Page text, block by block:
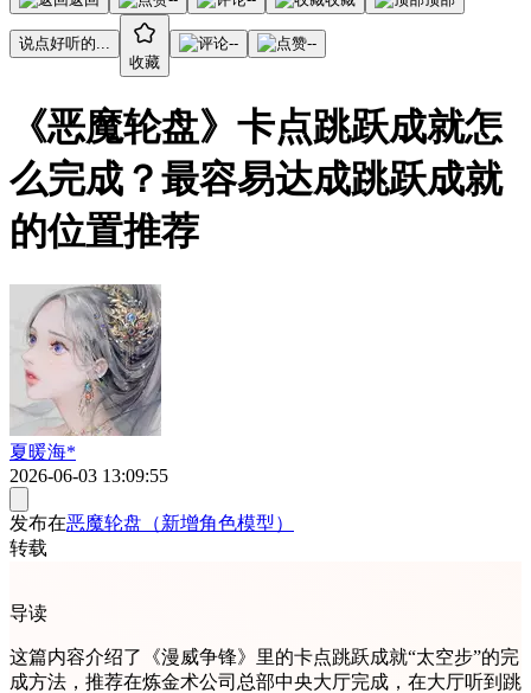
说点好听的...
收藏
-- --
《恶魔轮盘》卡点跳跃成就怎
么完成？最容易达成跳跃成就
的位置推荐
夏暖海*
2026-06-03 13:09:55
发布在恶魔轮盘（新增角色模型）
转载
导读
这篇内容介绍了《漫威争锋》里的卡点跳跃成就“太空步”的完
成方法，推荐在炼金术公司总部中央大厅完成，在大厅听到跳